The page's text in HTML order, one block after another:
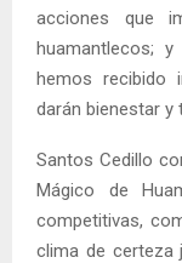
acciones que
huamantlecos;
hemos recibido
darán bienestar y
Santos Cedillo
Mágico de
competitivas,
clima de certeza